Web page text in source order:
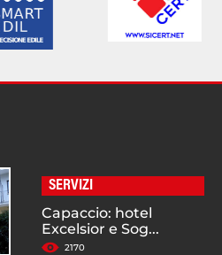
SERVIZI
Capaccio: hotel
Excelsior e Sog...
2170